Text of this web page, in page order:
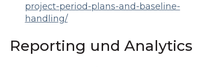
project-period-plans-and-baseline-
handling/
Reporting und Analytics